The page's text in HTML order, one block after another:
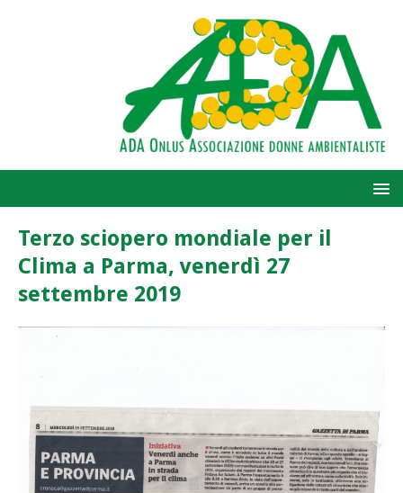
Terzo sciopero mondiale per il
Clima a Parma, venerdì 27
settembre 2019